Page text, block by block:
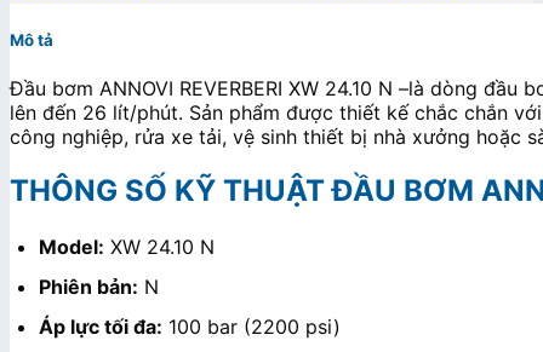
Mô tả
Đầu bơm ANNOVI REVERBERI XW 24.10 N –là dòng
lên đến 26 lít/phút. Sản phẩm được thiết kế chắc chắn
công nghiệp, rửa xe tải, vệ sinh thiết bị nhà xưởng hoặc
THÔNG SỐ KỸ THUẬT ĐẦU BƠM
Model: XW 24.10 N
Phiên bản: N
Áp lực tối đa: 100 bar (2200 psi)